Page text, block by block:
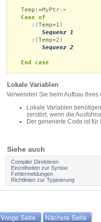
Temp :=MyPtr->
Case of
:(Temp=1)
Sequenz 1
:(Temp=2)
Sequenz 2
End case
Lokale Variablen
Verwenden Sie beim Aufbau
Lokale Variablen
zerstört, wenn die
Der generierte Code ist
Siehe auch
Compiler Direktiven
Einzelheiten zur Syntax
Fehlermeldungen
Richtlinien zur Typisierung
Vorige Seite Nächste Seite